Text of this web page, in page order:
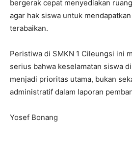
bergerak cepat menyediakan
agar hak siswa untuk
terabaikan.
Peristiwa di SMKN 1 Cileungsi ini
serius bahwa keselamatan siswa
menjadi prioritas utama, bukan
administratif dalam laporan
Yosef Bonang